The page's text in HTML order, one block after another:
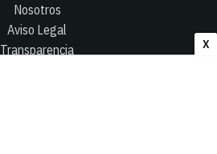
X
Nosotros
Aviso Legal
Transparencia